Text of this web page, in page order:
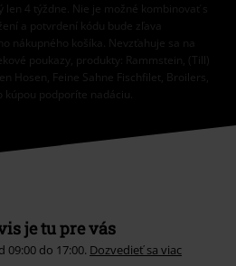
4 týždne. Nie je možné kombinovať s
a potvrdení kódu bude zľava
nákupného košíka. Nevzťahuje sa na
poukazy, produkty: Rammstein, (Till)
Hosen, Feine Sahne Fischfilet, Broilers,
kúpou podporíte nadáciu.
je tu pre vás
do 17:00. Dozvedieť sa viac